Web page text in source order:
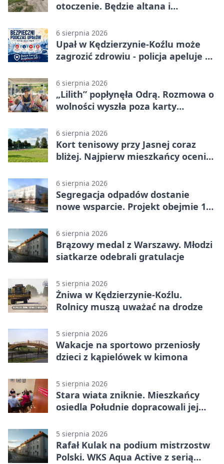
otoczenie. Będzie altana i
6 sierpnia 2026
Upał w Kędzierzynie-Koźlu może
zagrozić zdrowiu - policja apeluje o
6 sierpnia 2026
„Lilith” popłynęła Odrą. Rozmowa o
wolności wyszła poza karty
6 sierpnia 2026
Kort tenisowy przy Jasnej coraz
bliżej. Najpierw mieszkańcy ocenią
6 sierpnia 2026
Segregacja odpadów dostanie
nowe wsparcie. Projekt obejmie 15
6 sierpnia 2026
Brązowy medal z Warszawy. Młodzi
siatkarze odebrali gratulacje
5 sierpnia 2026
Żniwa w Kędzierzynie-Koźlu.
Rolnicy muszą uważać na drodze
5 sierpnia 2026
Wakacje na sportowo przeniosły
dzieci z kąpielówek w kimona
5 sierpnia 2026
Stara wiata zniknie. Mieszkańcy
osiedla Południe dopracowali jej
5 sierpnia 2026
Rafał Kulak na podium mistrzostw
Polski. WKS Aqua Active z serią